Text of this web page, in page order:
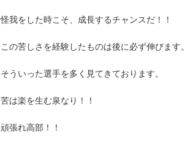
怪我をした時こそ、成長するチャンスだ！！
この苦しさを経験したものは後に必ず伸びます。
そういった選手を多く見てきております。
苦は楽を生む泉なり！！
頑張れ高部！！